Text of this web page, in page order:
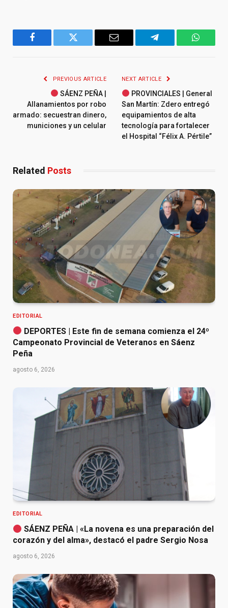
Facebook Twitter Email Telegram
PREVIOUS ARTICLE
SÁENZ PEÑA |
Allanamientos por robo
armado: secuestran dinero,
municiones y un celular
NEXT ARTICLE
PROVINCIALES | General
San Martín: Zdero entregó
equipamientos de alta
tecnología para fortalecer
el Hospital “Félix A. Pértile”
Related Posts
EDITORIAL
DEPORTES | Este fin de semana comienza el 24º
Campeonato Provincial de Veteranos en Sáenz
Peña
agosto 6, 2026
EDITORIAL
SÁENZ PEÑA | «La novena es una preparación del
corazón y del alma», destacó el padre Sergio Nosa
agosto 6, 2026